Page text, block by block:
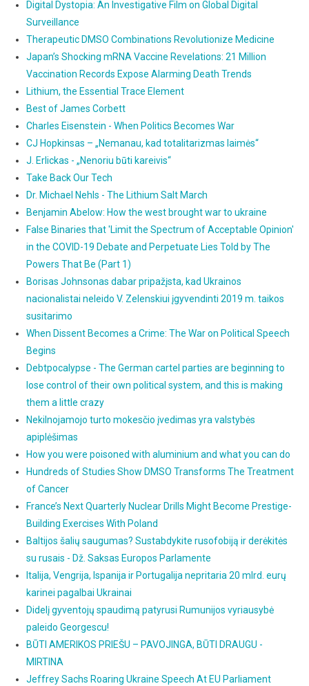
Digital Dystopia: An Investigative Film on Global Digital
Surveillance
Therapeutic DMSO Combinations Revolutionize Medicine
Japan’s Shocking mRNA Vaccine Revelations: 21 Million
Vaccination Records Expose Alarming Death Trends
Lithium, the Essential Trace Element
Best of James Corbett
Charles Eisenstein - When Politics Becomes War
CJ Hopkinsas – „Nemanau, kad totalitarizmas laimės“
J. Erlickas - „Nenoriu būti kareivis“
Take Back Our Tech
Dr. Michael Nehls - The Lithium Salt March
Benjamin Abelow: How the west brought war to ukraine
False Binaries that 'Limit the Spectrum of Acceptable Opinion'
in the COVID-19 Debate and Perpetuate Lies Told by The
Powers That Be (Part 1)
Borisas Johnsonas dabar pripažįsta, kad Ukrainos
nacionalistai neleido V. Zelenskiui įgyvendinti 2019 m. taikos
susitarimo
When Dissent Becomes a Crime: The War on Political Speech
Begins
Debtpocalypse - The German cartel parties are beginning to
lose control of their own political system, and this is making
them a little crazy
Nekilnojamojo turto mokesčio įvedimas yra valstybės
apiplėšimas
How you were poisoned with aluminium and what you can do
Hundreds of Studies Show DMSO Transforms The Treatment
of Cancer
France’s Next Quarterly Nuclear Drills Might Become Prestige-
Building Exercises With Poland
Baltijos šalių saugumas? Sustabdykite rusofobiją ir derėkitės
su rusais - Dž. Saksas Europos Parlamente
Italija, Vengrija, Ispanija ir Portugalija nepritaria 20 mlrd. eurų
karinei pagalbai Ukrainai
Didelį gyventojų spaudimą patyrusi Rumunijos vyriausybė
paleido Georgescu!
BŪTI AMERIKOS PRIEŠU – PAVOJINGA, BŪTI DRAUGU -
MIRTINA
Jeffrey Sachs Roaring Ukraine Speech At EU Parliament